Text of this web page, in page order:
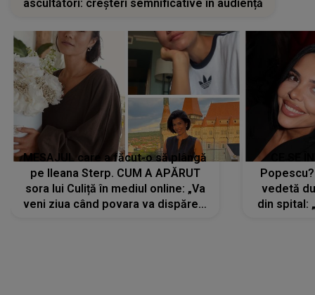
ascultători: creșteri semnificative în audiență
MESAJUL care a făcut-o să plângă
pe Ileana Sterp. CUM A APĂRUT
sora lui Culiță în mediul online: „Va
veni ziua când povara va dispărea,
vedetă
din spital: